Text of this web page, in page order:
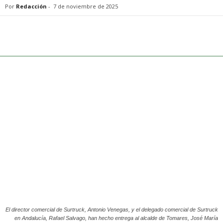
Por Redacción - 7 de noviembre de 2025
El director comercial de Surtruck, Antonio Venegas, y el delegado comercial de Surtruck
en Andalucía, Rafael Salvago, han hecho entrega al alcalde de Tomares, José María